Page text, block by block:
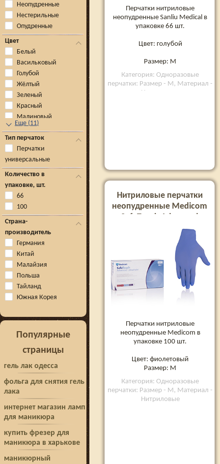
Неопудренные
Нестерильные
Опудренные
Цвет
Белый
Васильковый
Голубой
Жёлтый
Зеленый
Красный
Малиновый
Еще (11)
Тип перчаток
Перчатки
универсальные
Количество в
упаковке, шт.
66
100
Страна-
производитель
Германия
Китай
Малайзия
Польша
Тайланд
Южная Корея
Популярные
страницы
гель лак одесса
фольга для снятия гель
лака
интернет магазин ламп
для маникюра
купить фрезер для
маникюра в харькове
маникюрный
Перчатки нитриловые
неопудренные Sanliu Medical в
упаковке 66 шт.
Цвет: голубой
Размер: M
Категория: Одноразовые
перчатки: Размер - M, Материал -
Нитриловые
Нитриловые перчатки
неопудренные Medicom
SafeTouch Advanced
UltraViolet, размер М, 100
Перчатки нитриловые
неопудренные Medicom в
упаковке 100 шт.
Цвет: фиолетовый
Размер: M
Категория: Одноразовые
перчатки: Размер - M, Материал -
Нитриловые